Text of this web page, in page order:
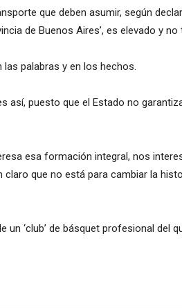
que deben asumir, según
de Buenos Aires’, es elevado y
palabras y en los hechos.
así, puesto que el Estado no
esa formación integral, nos
que no está para cambiar la
‘club’ de básquet profesional del